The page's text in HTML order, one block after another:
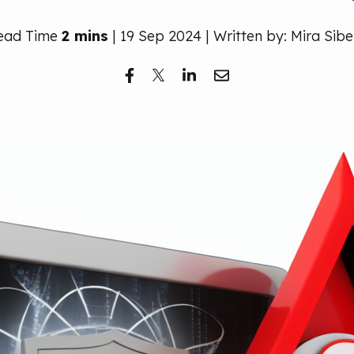
Time 2 mins | 19 Sep 2024 | Written by: Mira